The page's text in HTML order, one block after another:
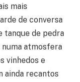
mais
de conversa
tanque de pedra
atmosfera
vinhedos e
ainda recantos